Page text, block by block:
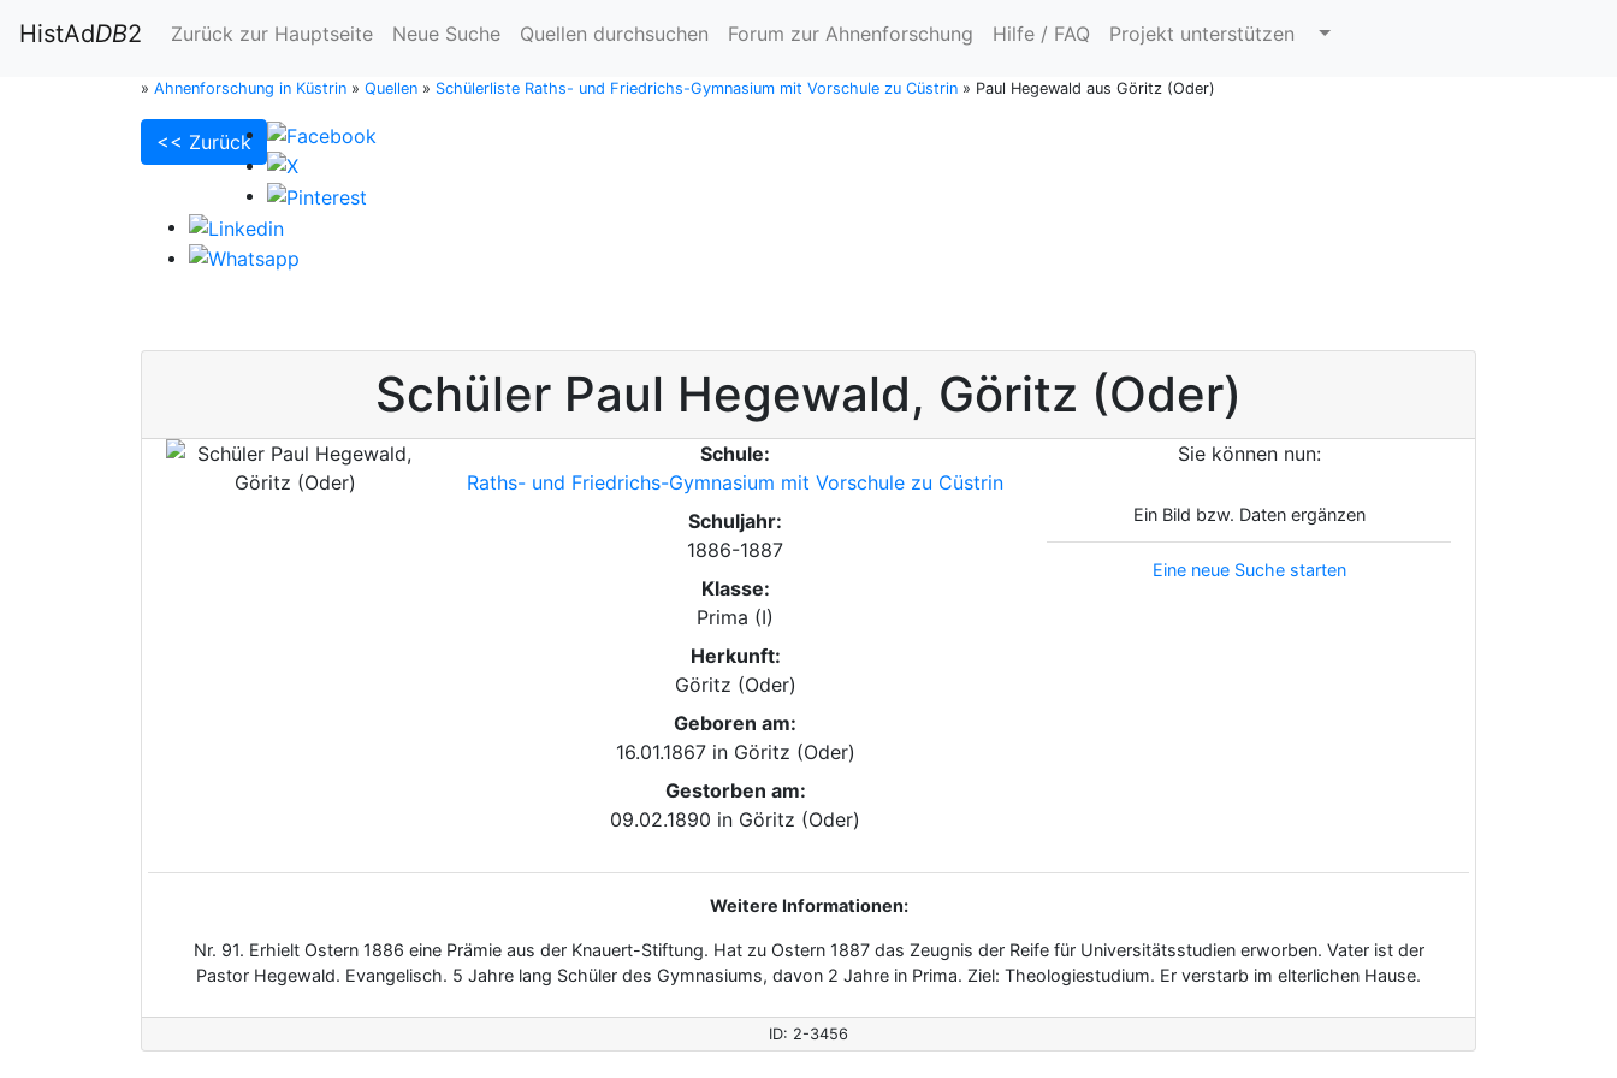
HistAdDB2 Zurück zur Hauptseite Neue Suche Quellen durchsuchen Forum zur Ahnenforschung Hilfe / FAQ Projekt unterstützen
» Ahnenforschung in Küstrin » Quellen » Schülerliste Raths- und Friedrichs-Gymnasium mit Vorschule zu Cüstrin » Paul Hegewald aus Göritz (Oder)
<< Zurück
Schüler Paul Hegewald, Göritz (Oder)
Schule:
Raths- und Friedrichs-Gymnasium mit Vorschule zu Cüstrin
Schuljahr:
1886-1887
Klasse:
Prima (I)
Herkunft:
Göritz (Oder)
Geboren am:
16.01.1867in Göritz (Oder)
Gestorben am:
09.02.1890 in Göritz (Oder)
Sie können nun:
Ein Bild bzw. Daten ergänzen
Eine neue Suche starten
Weitere Informationen:
Nr. 91. Erhielt Ostern 1886 eine Prämie aus der Knauert-Stiftung. Hat zu Ostern 1887 das Zeugnis der Reife für Universitätsstudien erworben. Vater ist der
Pastor Hegewald. Evangelisch. 5 Jahre lang Schüler des Gymnasiums, davon 2 Jahre in Prima. Ziel: Theologiestudium. Er verstarb im elterlichen Hause.
ID: 2-3456